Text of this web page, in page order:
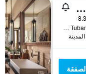
هاريس هوتل كوتا توبان بالي
Jl.Dewi Sartika Tuban - Bali, Indonesia, 3, كوتا, إندونيسيا